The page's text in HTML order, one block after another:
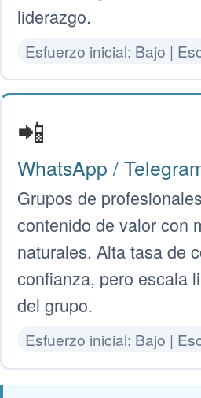
liderazgo.
Esfuerzo inicial: Bajo |
📲
WhatsApp /
Grupos de
contenido de valor con
naturales. Alta tasa de
confianza, pero escala
del grupo.
Esfuerzo inicial: Bajo |